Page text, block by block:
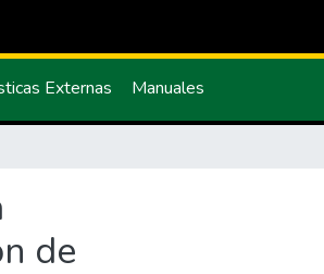
Externas Manuales
de